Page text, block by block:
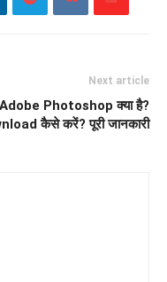
Next article
Adobe Photoshop क्या है?
कैसे करें? पूरी जानकारी